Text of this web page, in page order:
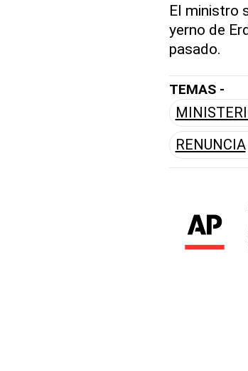
El ministro
yerno de
pasado.
TEMAS -
RENUNCIA